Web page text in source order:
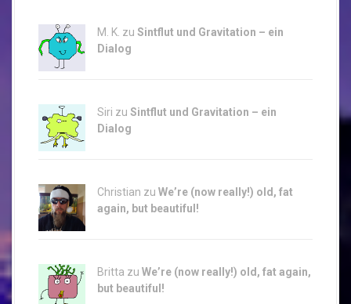
M. K. zu Sintflut und Gravitation – ein
Dialog
Siri zu Sintflut und Gravitation – ein
Dialog
Christian zu We’re (now really!) old, fat
again, but beautiful!
Britta zu We’re (now really!) old, fat again,
but beautiful!